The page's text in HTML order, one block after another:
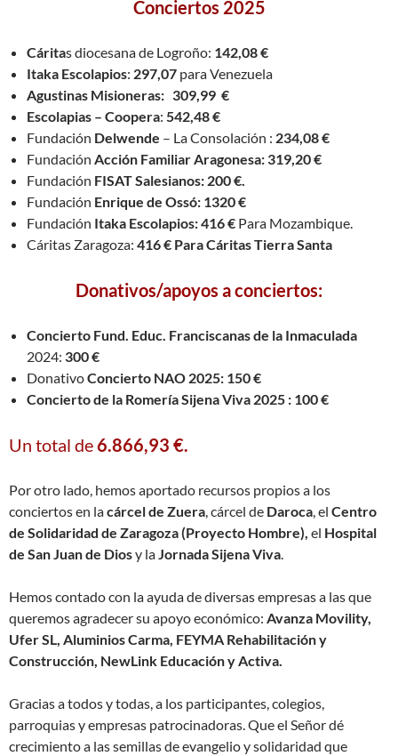
Conciertos 2025
Cáritas diocesana de Logroño: 142,08 €
Itaka Escolapios: 297,07 para Venezuela
Agustinas Misioneras: 309,99 €
Escolapias – Coopera: 542,48 €
Fundación Delwende – La Consolación : 234,08 €
Fundación Acción Familiar Aragonesa: 319,20 €
Fundación FISAT Salesianos: 200 €.
Fundación Enrique de Ossó: 1320 €
Fundación Itaka Escolapios: 416 € Para Mozambique.
Cáritas Zaragoza: 416 € Para Cáritas Tierra Santa
Donativos/apoyos a conciertos:
Concierto Fund. Educ. Franciscanas de la Inmaculada
2024: 300 €
DonativoConcierto NAO 2025: 150 €
Concierto de la Romería Sijena Viva 2025 : 100 €
Un total de 6.866,93 €.
Por otro lado, hemos aportado recursos propios a los
conciertos en lacárcel de Zuera, cárcel de Daroca, el Centro
de Solidaridad de Zaragoza (Proyecto Hombre), el Hospital
de San Juan de Diosy laJornada Sijena Viva.
Hemos contado con la ayuda de diversas empresas a las que
queremos agradecer su apoyo económico: Avanza Movility,
Ufer SL, Aluminios Carma, FEYMA Rehabilitación y
Construcción, NewLink Educación y Activa.
Gracias a todos y todas, a los participantes, colegios,
parroquias y empresas patrocinadoras. Que el Señor dé
crecimiento a las semillas de evangelio y solidaridad que